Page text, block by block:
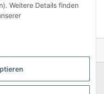
Weitere Details finden